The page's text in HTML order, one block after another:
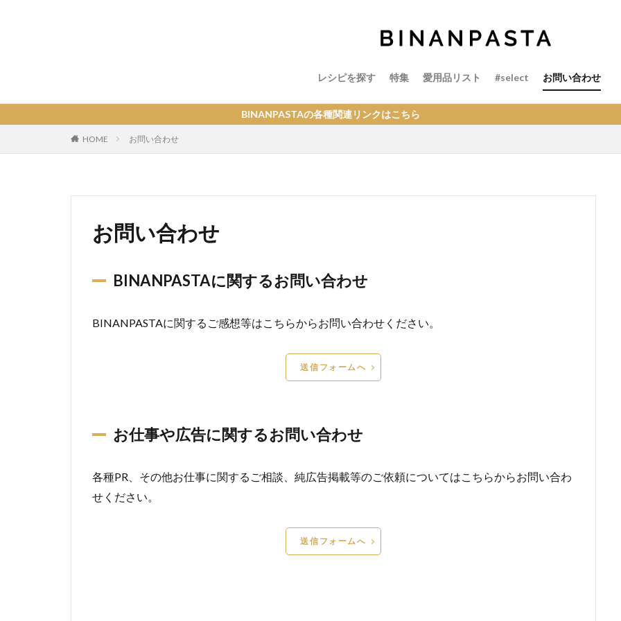
レシピを探す 特集 愛用品リスト #select お問い合わせ
BINANPASTAの各種関連リンクはこちら
HOME お問い合わせ
お問い合わせ
BINANPASTAに関するお問い合わせ
BINANPASTAに関するご感想等はこちらからお問い合わせください。
送信フォームへ
お仕事や広告に関するお問い合わせ
各種PR、その他お仕事に関するご相談、純広告掲載等のご依頼についてはこちらからお問い合わ
せください。
送信フォームへ